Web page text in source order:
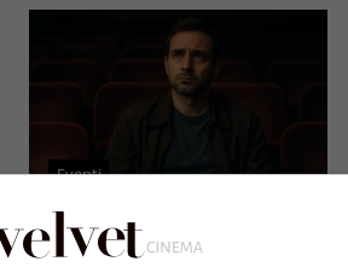
Eventi
Al cinema italiano manca una